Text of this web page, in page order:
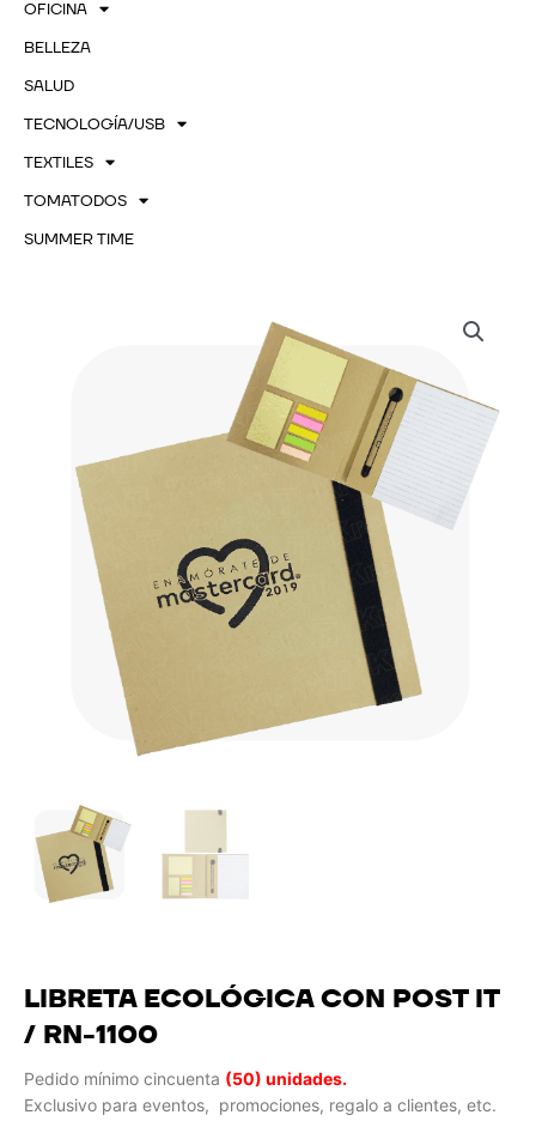
OFICINA
BELLEZA
SALUD
TECNOLOGÍA/USB
TEXTILES
TOMATODOS
SUMMER TIME
LIBRETA ECOLÓGICA CON POST IT
/ RN-1100
Pedido mínimo cincuenta (50) unidades.
Exclusivo para eventos, promociones, regalo a clientes, etc.